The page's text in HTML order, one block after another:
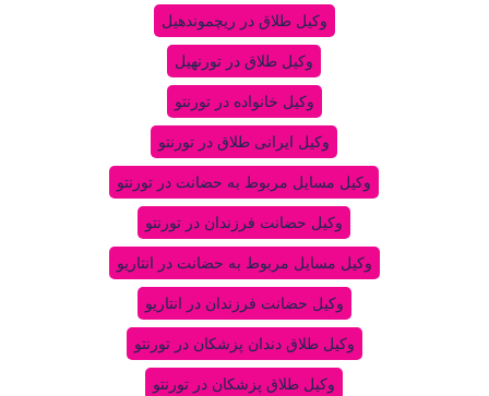
وکیل طلاق در ریچموندهیل
وکیل طلاق در تورنهیل
وکیل خانواده در تورنتو
وکیل ایرانی طلاق در تورنتو
وکیل مسایل مربوط به حضانت در تورنتو
وکیل حضانت فرزندان در تورنتو
وکیل مسایل مربوط به حضانت در انتاریو
وکیل حضانت فرزندان در انتاریو
وکیل طلاق دندان پزشکان در تورنتو
وکیل طلاق پزشکان در تورنتو